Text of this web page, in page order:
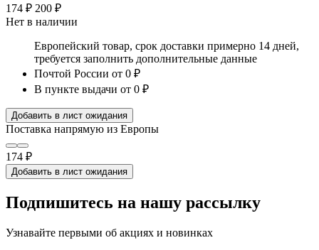
174 ₽ 200 ₽
Нет в наличии
Европейский товар, срок доставки примерно 14 дней,
требуется заполнить дополнительные данные
Почтой России от 0 ₽
В пункте выдачи от 0 ₽
Добавить в лист ожидания
Поставка напрямую из Европы
174 ₽
Добавить в лист ожидания
Подпишитесь на нашу рассылку
Узнавайте первыми об акциях и новинках